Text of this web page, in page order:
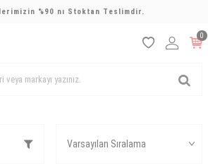
%90 nı Stoktan Teslimdir.
0